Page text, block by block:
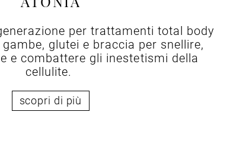
per trattamenti total body
glutei e braccia per snellire,
e combattere gli inestetismi della
cellulite.
scopri di più